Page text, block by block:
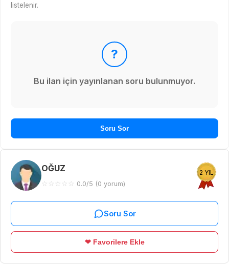
listelenir.
?
Bu ilan için yayınlanan soru bulunmuyor.
Soru Sor
OĞUZ
☆ ☆ ☆ ☆ ☆ 0.0/5 (0 yorum)
2 YIL
Soru Sor
❤ Favorilere Ekle